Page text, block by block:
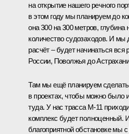
на открытие нашего речного
в этом году мы планируем до
она 300 на 300 метров,
количество судозаходов. И мы
расчёт – будет начинаться вся
России, Поволжья до
Там мы ещё планируем сделать
в проектах, чтобы можно было
туда. У нас трасса М-11
комплекс будет полноценный.
благоприятной обстановке мы